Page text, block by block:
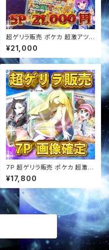
超ゲリラ販売 ポケカ 超激アツ
アド確定 オリパ
¥21,000
7P 超ゲリラ販売 ポケカ 超激ア
ツ 画像確定 オリパ
¥17,800